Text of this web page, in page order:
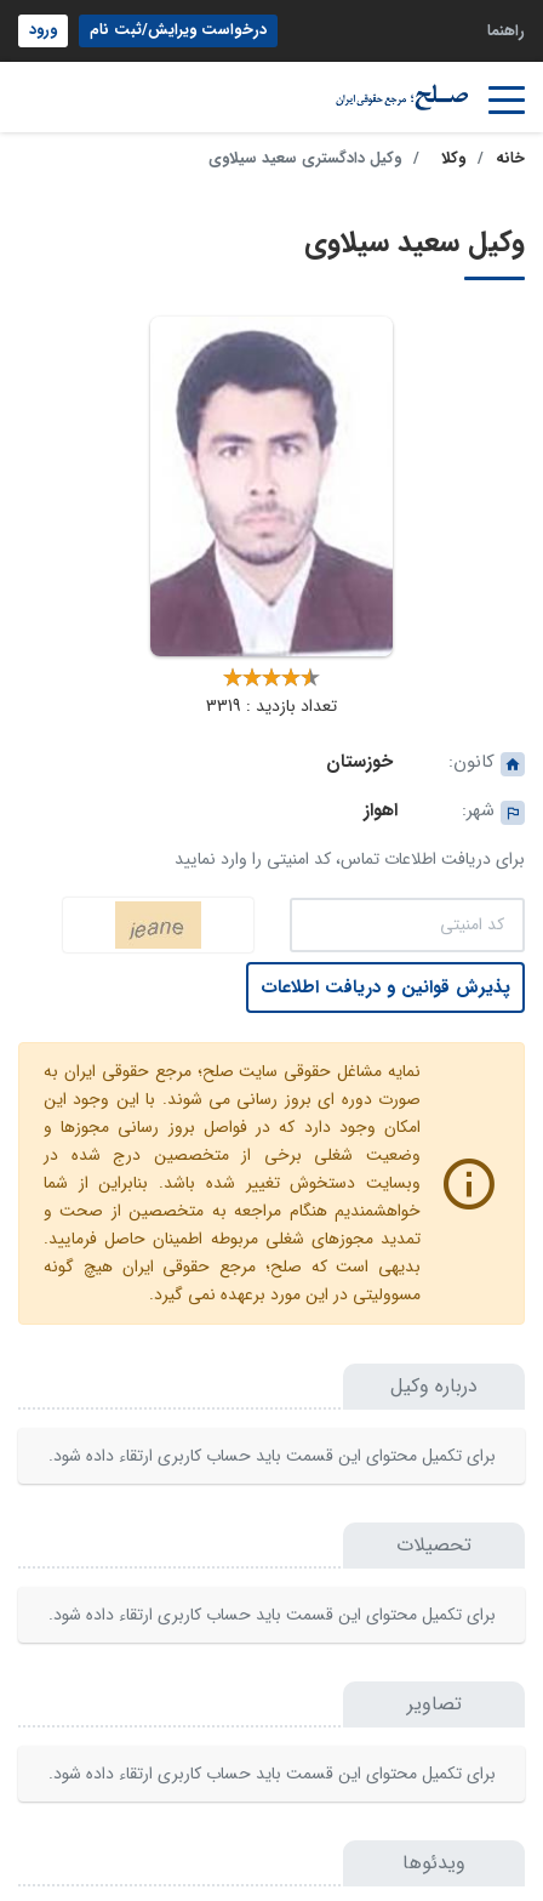
راهنما درخواست ویرایش/ثبت نام ورود
خانه وکلا وکیل دادگستری سعید سیلاوی
وکیل سعید سیلاوی
تعداد بازدید : 3319
کانون:
خوزستان
شهر:
اهواز
برای دریافت اطلاعات تماس، کد امنیتی را وارد نمایید
پذیرش قوانین و دریافت اطلاعات
نمایه مشاغل حقوقی سایت صلح؛ مرجع حقوقی ایران به
صورت دوره ای بروز رسانی می شوند. با این وجود این
امکان وجود دارد که در فواصل بروز رسانی مجوزها و
وضعیت شغلی برخی از متخصصین درج شده در
وبسایت دستخوش تغییر شده باشد. بنابراین از شما
خواهشمندیم هنگام مراجعه به متخصصین از صحت و
تمدید مجوزهای شغلی مربوطه اطمینان حاصل فرمایید.
بدیهی است که صلح؛ مرجع حقوقی ایران هیچ گونه
مسوولیتی در این مورد برعهده نمی گیرد.
درباره وکیل
برای تکمیل محتوای این قسمت باید حساب کاربری ارتقاء داده شود.
تحصیلات
برای تکمیل محتوای این قسمت باید حساب کاربری ارتقاء داده شود.
تصاویر
برای تکمیل محتوای این قسمت باید حساب کاربری ارتقاء داده شود.
ویدئوها